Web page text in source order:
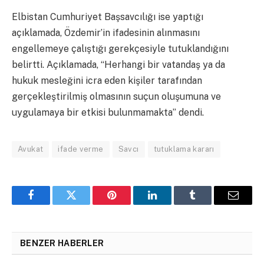
Elbistan Cumhuriyet Başsavcılığı ise yaptığı
açıklamada, Özdemir’in ifadesinin alınmasını
engellemeye çalıştığı gerekçesiyle tutuklandığını
belirtti. Açıklamada, “Herhangi bir vatandaş ya da
hukuk mesleğini icra eden kişiler tarafından
gerçekleştirilmiş olmasının suçun oluşumuna ve
uygulamaya bir etkisi bulunmamakta” dendi.
Avukat ifade verme Savcı tutuklama kararı
FacebookTwitter Pinterest LinkedInTumblr Email
BENZER HABERLER